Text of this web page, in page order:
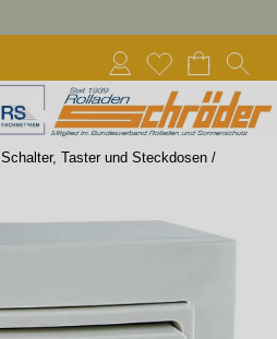
Schalter, Taster und Steckdosen /